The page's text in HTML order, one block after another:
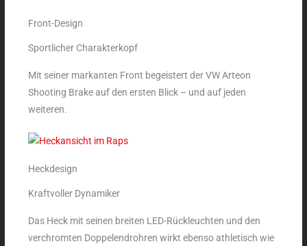
Front-Design
Sportlicher Charakterkopf
Mit seiner markanten Front begeistert der VW Arteon
Shooting Brake auf den ersten Blick – und auf jeden
weiteren.
Heckdesign
Kraftvoller Dynamiker
Das Heck mit seinen breiten LED-Rückleuchten und den
verchromten Doppelendrohren wirkt ebenso athletisch wie